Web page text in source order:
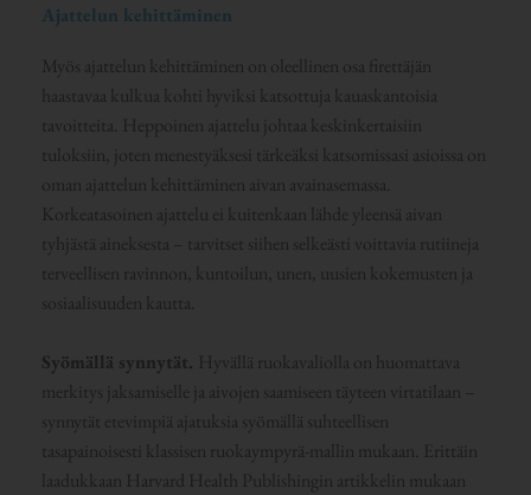
Ajattelun kehittäminen
Myös ajattelun kehittäminen on oleellinen osa firettäjän
haastavaa kulkua kohti hyviksi katsottuja kauaskantoisia
tavoitteita. Heppoinen ajattelu johtaa keskinkertaisiin
tuloksiin, joten menestyäksesi tärkeäksi katsomissasi asioissa on
oman ajattelun kehittäminen aivan avainasemassa.
Korkeatasoinen ajattelu ei kuitenkaan lähde yleensä aivan
tyhjästä aineksesta – tarvitset siihen selkeästi voittavia rutiineja
terveellisen ravinnon, kuntoilun, unen, uusien kokemusten ja
sosiaalisuuden kautta.
Syömällä synnytät. Hyvällä ruokavaliolla on huomattava
merkitys jaksamiselle ja aivojen saamiseen täyteen virtatilaan –
synnytät etevimpiä ajatuksia syömällä suhteellisen
tasapainoisesti klassisen ruokaympyrä-mallin mukaan. Erittäin
laadukkaan Harvard Health Publishingin artikkelin mukaan